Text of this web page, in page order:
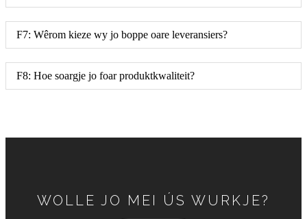
F7: Wêrom kieze wy jo boppe oare leveransiers?
F8: Hoe soargje jo foar produktkwaliteit?
WOLLE JO MEI ÚS WURKJE?